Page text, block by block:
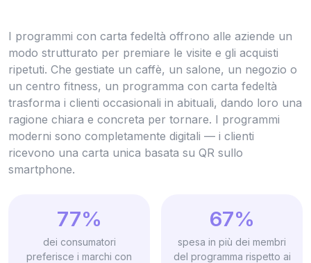
I programmi con carta fedeltà offrono alle aziende un
modo strutturato per premiare le visite e gli acquisti
ripetuti. Che gestiate un caffè, un salone, un negozio o
un centro fitness, un programma con carta fedeltà
trasforma i clienti occasionali in abituali, dando loro una
ragione chiara e concreta per tornare. I programmi
moderni sono completamente digitali — i clienti
ricevono una carta unica basata su QR sullo
smartphone.
77%
dei consumatori
preferisce i marchi con
67%
spesa in più dei membri
del programma rispetto ai